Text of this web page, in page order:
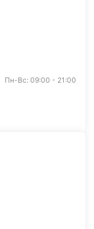
Пн-Вс: 09:00 - 21:00